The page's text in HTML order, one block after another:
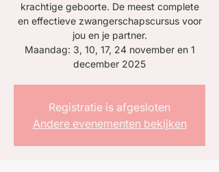
krachtige geboorte. De meest complete
en effectieve zwangerschapscursus voor
jou en je partner.
Maandag: 3, 10, 17, 24 november en 1
december 2025
Registratie is afgesloten
Andere evenementen bekijken